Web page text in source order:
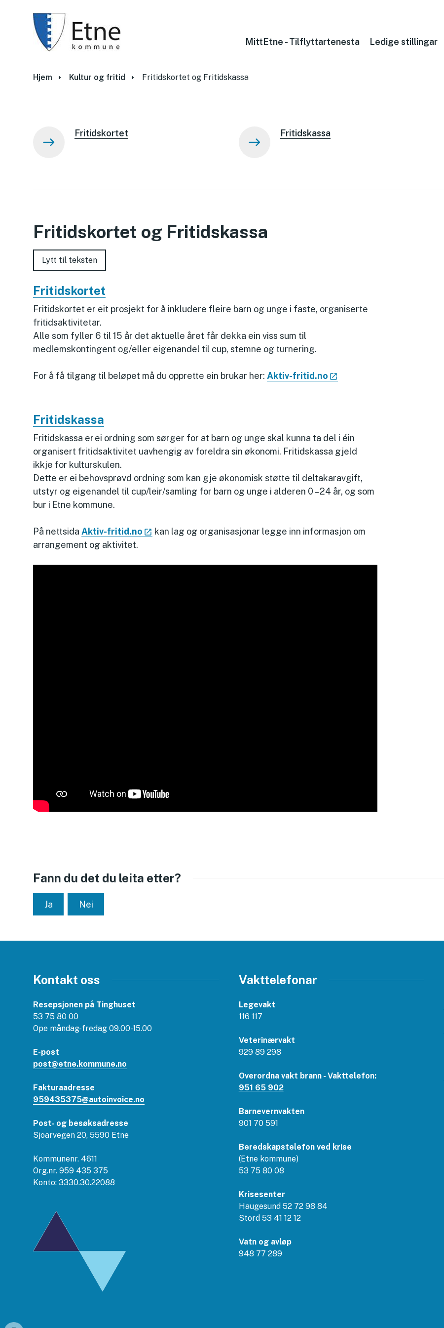
MittEtne - Tilflyttartenesta Ledige stillingar
Du er her:
Hjem Kultur og fritid Fritidskortet og Fritidskassa
Fritidskortet Fritidskassa
Fritidskortet og Fritidskassa
Lytt til teksten
Fritidskortet
Fritidskortet er eit prosjekt for å inkludere fleire barn og unge i faste, organiserte
fritidsaktivitetar.
Alle som fyller 6 til 15 år det aktuelle året får dekka ein viss sum til
medlemskontingent og/eller eigenandel til cup, stemne og turnering.
For å få tilgang til beløpet må du opprette ein brukar her: Aktiv-fritid.no
Fritidskassa
Fritidskassa er ei ordning som sørger for at barn og unge skal kunna ta del i éin
organisert fritidsaktivitet uavhengig av foreldra sin økonomi. Fritidskassa gjeld
ikkje for kulturskulen.
Dette er ei behovsprøvd ordning som kan gje økonomisk støtte til deltakaravgift,
utstyr og eigenandel til cup/leir/samling for barn og unge i alderen 0 – 24 år, og som
bur i Etne kommune.
På nettsida Aktiv-fritid.no
kan lag og organisasjonar legge inn informasjon om
arrangement og aktivitet.
Fann du det du leita etter?
Ja Nei
Kontakt oss
Resepsjonen på Tinghuset
53 75 80 00
Ope måndag-fredag 09.00-15.00
E-post
post@etne.kommune.no
Fakturaadresse
959435375@autoinvoice.no
Post- og besøksadresse
Sjoarvegen 20, 5590 Etne
Kommunenr. 4611
Org.nr. 959 435 375
Konto: 3330.30.22088
Vakttelefonar
Legevakt
116 117
Veterinærvakt
929 89 298
Overordna vakt brann - Vakttelefon:
951 65 902
Barnevernvakten
901 70 591
Beredskapstelefon ved krise
(Etne kommune)
53 75 80 08
Krisesenter
Haugesund 52 72 98 84
Stord 53 41 12 12
Vatn og avløp
948 77 289